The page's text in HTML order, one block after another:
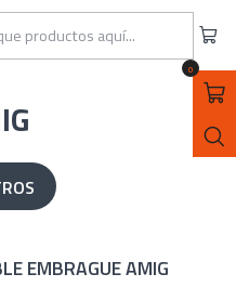
0
SICURA SPA
EMBRAGUE AMIG